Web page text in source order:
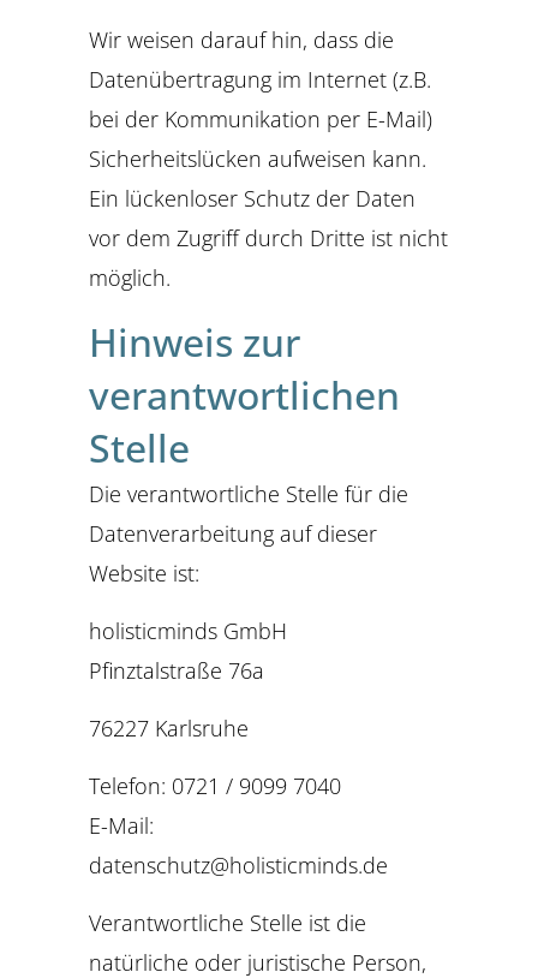
Wir weisen darauf hin, dass die
Datenübertragung im Internet (z.B.
bei der Kommunikation per E-Mail)
Sicherheitslücken aufweisen kann.
Ein lückenloser Schutz der Daten
vor dem Zugriff durch Dritte ist nicht
möglich.
Hinweis zur
verantwortlichen
Stelle
Die verantwortliche Stelle für die
Datenverarbeitung auf dieser
Website ist:
holisticminds GmbH
Pfinztalstraße 76a
76227 Karlsruhe
Telefon: 0721 / 9099 7040
E-Mail:
datenschutz@holisticminds.de
Verantwortliche Stelle ist die
natürliche oder juristische Person,